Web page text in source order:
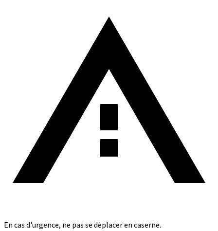
En cas d'urgence, ne pas se déplacer en caserne.